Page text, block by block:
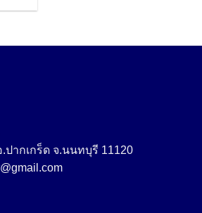
ปากเกร็ด จ.นนทบุรี 11120